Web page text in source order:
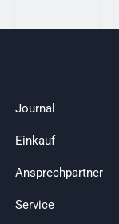
Journal
Einkauf
Ansprechpartner
Service